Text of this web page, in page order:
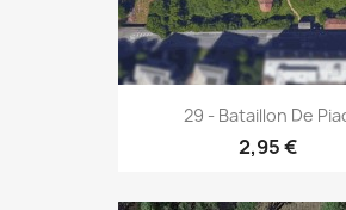
29 - Bataillon De
2,95 €